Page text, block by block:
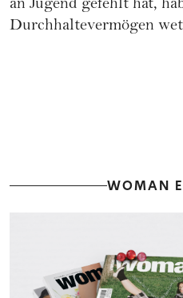
an Jugend gefehlt hat,
Durchhaltevermögen
WOMAN